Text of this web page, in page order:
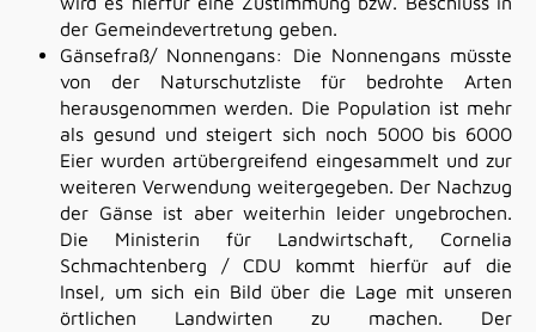
der Gemeindevertretung geben.
Gänsefraß/ Nonnengans: Die Nonnengans müsste
von der Naturschutzliste für bedrohte Arten
herausgenommen werden. Die Population ist mehr
als gesund und steigert sich noch 5000 bis 6000
Eier wurden artübergreifend eingesammelt und zur
weiteren Verwendung weitergegeben. Der Nachzug
der Gänse ist aber weiterhin leider ungebrochen.
Die Ministerin für Landwirtschaft, Cornelia
Schmachtenberg / CDU kommt hierfür auf die
Insel, um sich ein Bild über die Lage mit unseren
örtlichen Landwirten zu machen. Der